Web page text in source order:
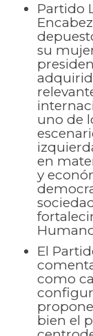
Partido
su
uno de
en
y
El
como
bien el